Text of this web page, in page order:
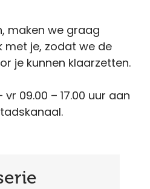
maken we graag
je, zodat we de
je kunnen klaarzetten.
09.00 – 17.00 uur aan